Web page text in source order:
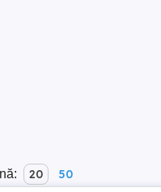
20 50